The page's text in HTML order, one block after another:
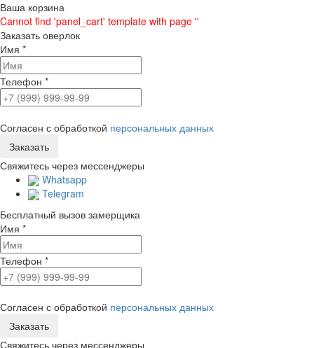
Ваша корзина
Cannot find 'panel_cart' template with page ''
Заказать оверлок
Имя *
Телефон *
Согласен с обработкой персональных данных
Свяжитесь через мессенджеры
Whatsapp
Telegram
Бесплатный вызов замерщика
Имя *
Телефон *
Согласен с обработкой персональных данных
Свяжитесь через мессенджеры